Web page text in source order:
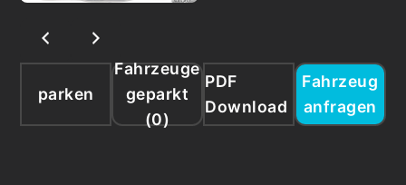
parken
Fahrzeuge
geparkt
(0)
PDF
Download
Fahrzeug
anfragen